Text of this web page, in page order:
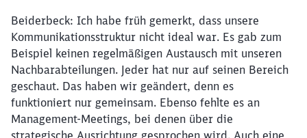
Beiderbeck: Ich habe früh gemerkt, dass unsere
Kommunikationsstruktur nicht ideal war. Es gab zum
Beispiel keinen regelmäßigen Austausch mit unseren
Nachbarabteilungen. Jeder hat nur auf seinen Bereich
geschaut. Das haben wir geändert, denn es
funktioniert nur gemeinsam. Ebenso fehlte es an
Management-Meetings, bei denen über die
strategische Ausrichtung gesprochen wird. Auch eine